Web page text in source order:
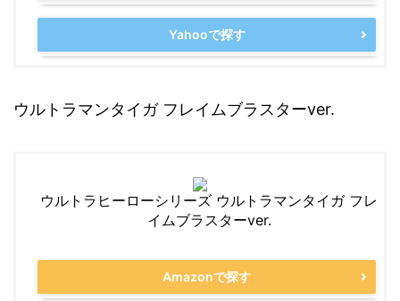
Yahooで探す
ウルトラマンタイガ フレイムブラスターver.
ウルトラヒーローシリーズ ウルトラマンタイガ フレ
イムブラスターver.
Amazonで探す